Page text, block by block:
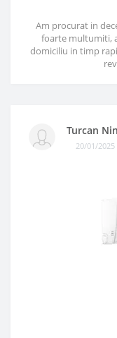
Am procurat in
foarte multumiti,
domiciliu in timp
Turcan
20/01/2025